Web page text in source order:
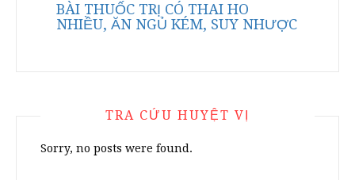
BÀI THUỐC TRỊ CÓ THAI HO
NHIỀU, ĂN NGỦ KÉM, SUY NHƯỢC
TRA CỨU HUYỆT VỊ
Sorry, no posts were found.